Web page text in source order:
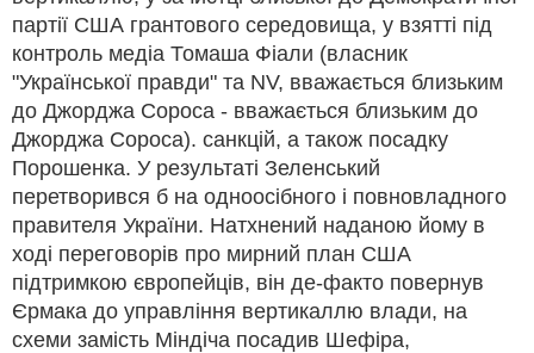
партії США грантового середовища, у взятті під
контроль медіа Томаша Фіали (власник
"Української правди" та NV, вважається близьким
до Джорджа Сороса - вважається близьким до
Джорджа Сороса). санкцій, а також посадку
Порошенка. У результаті Зеленський
перетворився б на одноосібного і повновладного
правителя України. Натхнений наданою йому в
ході переговорів про мирний план США
підтримкою європейців, він де-факто повернув
Єрмака до управління вертикаллю влади, на
схеми замість Міндіча посадив Шефіра,